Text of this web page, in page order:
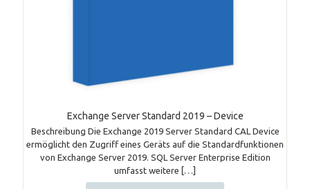
Exchange Server Standard 2019 – Device
Beschreibung Die Exchange 2019 Server Standard CAL Device
ermöglicht den Zugriff eines Geräts auf die Standardfunktionen
von Exchange Server 2019. SQL Server Enterprise Edition
umfasst weitere […]